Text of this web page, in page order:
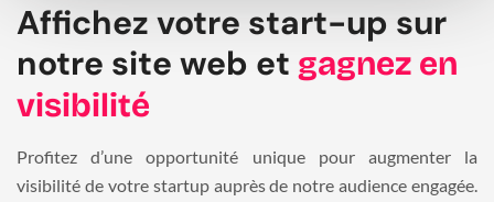
Affichez votre start-up sur
notre site web et gagnez en
visibilité
Profitez d’une opportunité unique pour augmenter la
visibilité de votre startup auprès de notre audience engagée.